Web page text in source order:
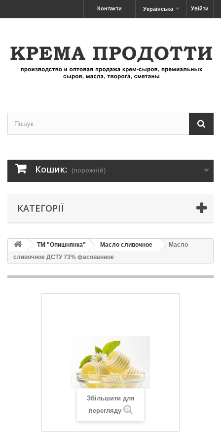
Увійти
Українська
Контакти
Кошик: (порожній)
КАТЕГОРІЇ
ТМ "Опишнянка" Масло сливочное
Масло
сливочное ДСТУ 73% фасованное
Збільшити для
перегляду